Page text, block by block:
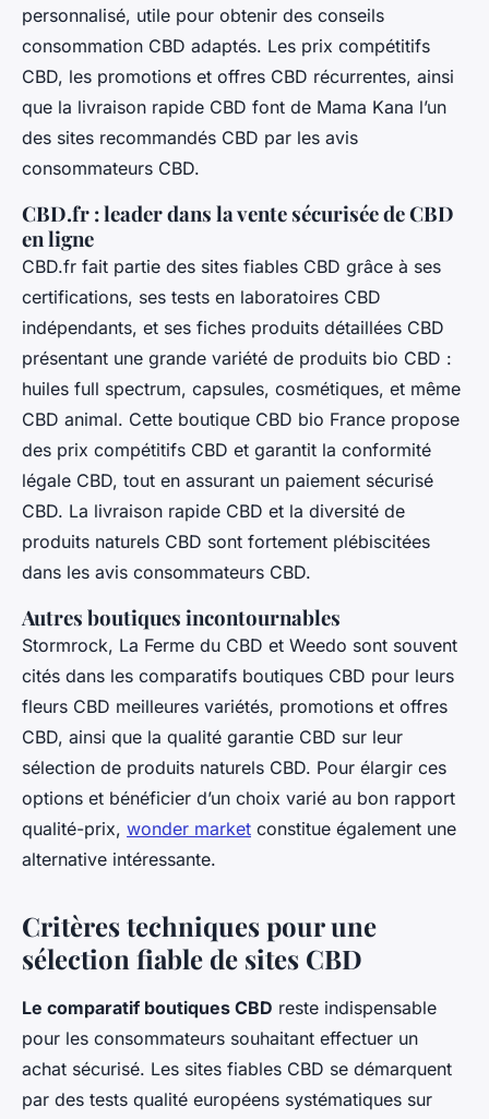
personnalisé, utile pour obtenir des conseils
consommation CBD adaptés. Les prix compétitifs
CBD, les promotions et offres CBD récurrentes, ainsi
que la livraison rapide CBD font de Mama Kana l’un
des sites recommandés CBD par les avis
consommateurs CBD.
CBD.fr : leader dans la vente sécurisée de CBD
en ligne
CBD.fr fait partie des sites fiables CBD grâce à ses
certifications, ses tests en laboratoires CBD
indépendants, et ses fiches produits détaillées CBD
présentant une grande variété de produits bio CBD :
huiles full spectrum, capsules, cosmétiques, et même
CBD animal. Cette boutique CBD bio France propose
des prix compétitifs CBD et garantit la conformité
légale CBD, tout en assurant un paiement sécurisé
CBD. La livraison rapide CBD et la diversité de
produits naturels CBD sont fortement plébiscitées
dans les avis consommateurs CBD.
Autres boutiques incontournables
Stormrock, La Ferme du CBD et Weedo sont souvent
cités dans les comparatifs boutiques CBD pour leurs
fleurs CBD meilleures variétés, promotions et offres
CBD, ainsi que la qualité garantie CBD sur leur
sélection de produits naturels CBD. Pour élargir ces
options et bénéficier d’un choix varié au bon rapport
qualité-prix, wonder market constitue également une
alternative intéressante.
Critères techniques pour une
sélection fiable de sites CBD
Le comparatif boutiques CBD reste indispensable
pour les consommateurs souhaitant effectuer un
achat sécurisé. Les sites fiables CBD se démarquent
par des tests qualité européens systématiques sur